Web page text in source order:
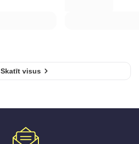
Skatīt visus